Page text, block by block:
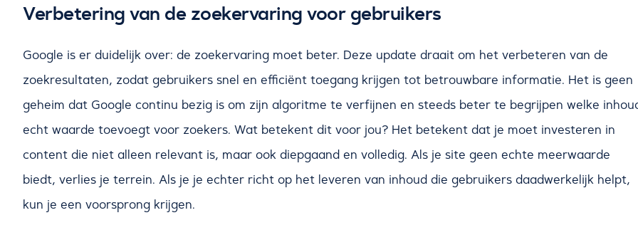
Verbetering van de zoekervaring voor gebruikers
Google is er duidelijk over: de zoekervaring moet beter. Deze update draait om het verbeteren van de
zoekresultaten, zodat gebruikers snel en efficiënt toegang krijgen tot betrouwbare informatie. Het is geen
geheim dat Google continu bezig is om zijn algoritme te verfijnen en steeds beter te begrijpen welke
echt waarde toevoegt voor zoekers. Wat betekent dit voor jou? Het betekent dat je moet investeren in
content die niet alleen relevant is, maar ook diepgaand en volledig. Als je site geen echte meerwaarde
biedt, verlies je terrein. Als je je echter richt op het leveren van inhoud die gebruikers daadwerkelijk helpt,
kun je een voorsprong krijgen.